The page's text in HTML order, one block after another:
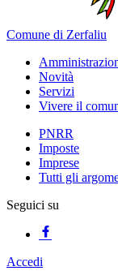
Comune di Zerfaliu
Novità
Servizi
Vivere il
PNRR
Imposte
Imprese
Tutti gli
Seguici su
Accedi